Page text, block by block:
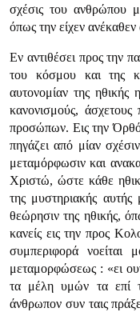
σχέσις του ανθρώπου
όπως την είχεν
Εν αντιθέσει προς την
του κόσμου και της
αυτονομίαν της ηθικής
κανονισμούς, άσχετους
προσώπων. Εις την
πηγάζει από μίαν
μεταμόρφωσιν και
Χριστώ, ώστε κάθε
της μυστηριακής
θεώρησιν της ηθικής,
κανείς εις την προς
συμπεριφορά νοείται
μεταμορφώσεως : «ει
τα μέλη υμών τα επί
άνθρωπον συν ταις